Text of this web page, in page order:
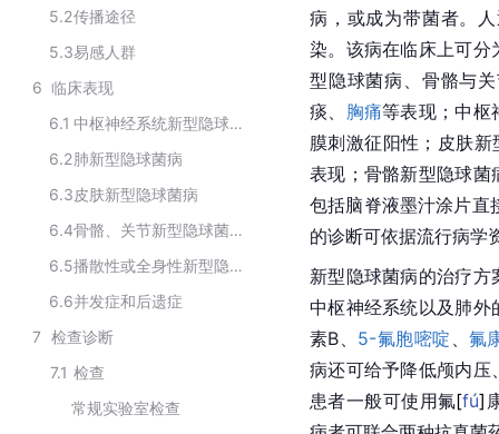
5.2传播途径
5.3易感人群
6 临床表现
6.1
中枢神经系统新型隐球菌病
6.2肺新型隐球菌病
6.3皮肤新型隐球菌病
6.4
骨骼、关节新型隐球菌病
6.5
播散性或全身性新型隐球菌病
6.6并发症和后遗症
7 检查诊断
7.1 检查
常规实验室检查
病，或成为带菌者。
染。该病在临床上可分
型隐球菌病、骨骼与
痰、 胸痛等表现；中枢
膜刺激征阳性；皮肤
表现；骨骼新型隐球菌
包括脑脊液墨汁涂片直
的诊断可依据流行病学
新型隐球菌病的治疗
中枢神经系统以及肺外
素B、 5-氟胞嘧啶
氟
病还可给予降低颅内压
患者一般可使用氟[fú]